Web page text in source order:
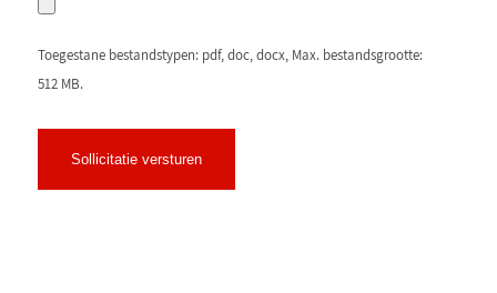
Toegestane bestandstypen: pdf, doc, docx, Max. bestandsgrootte:
512 MB.
Sollicitatie versturen